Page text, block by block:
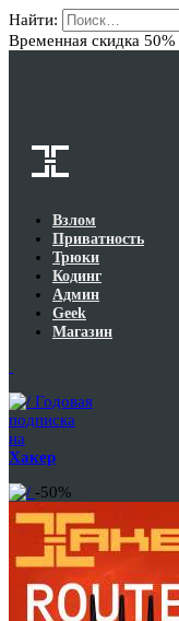
Найти:
Временная скидка 50%
Взлом
Приватность
Трюки
Кодинг
Админ
Geek
Магазин
Годовая
подписка
на
Хакер
-50%